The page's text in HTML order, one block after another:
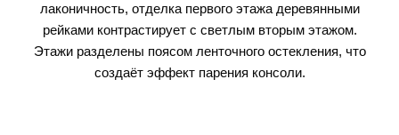
лаконичность, отделка первого этажа деревянными
рейками контрастирует с светлым вторым этажом.
Этажи разделены поясом ленточного остекления, что
создаёт эффект парения консоли.